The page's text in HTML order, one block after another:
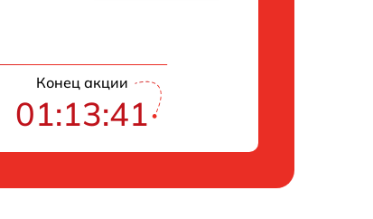
Конец акции
01:13:40